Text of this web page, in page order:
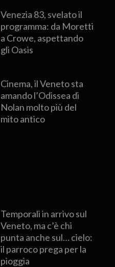
Venezia 83, svelato il
programma: da Moretti
a Crowe, aspettando
gli Oasis
Cinema, il Veneto sta
amando l’Odissea di
Nolan molto più del
mito antico
Temporali in arrivo sul
Veneto, ma c’è chi
punta anche sul… cielo:
il parroco prega per la
pioggia